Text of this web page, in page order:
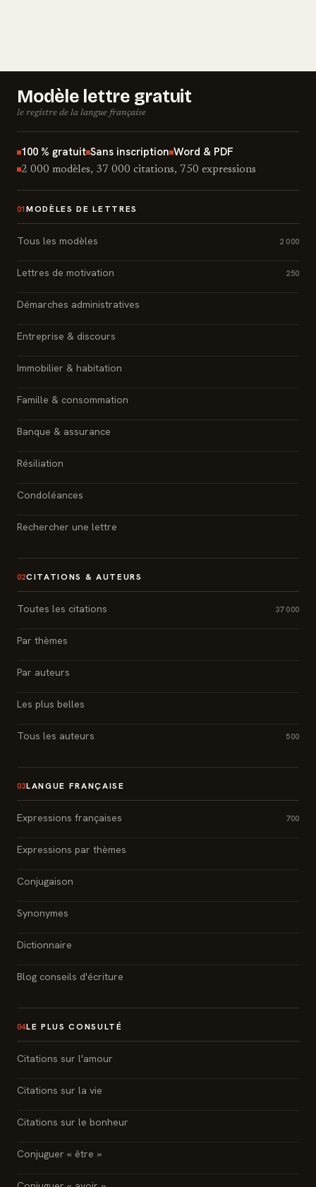
Modèle lettre gratuit
le registre de la langue française
100 % gratuit Sans inscription Word & PDF
2 000 modèles, 37 000 citations, 750 expressions
01 MODÈLES DE LETTRES
Tous les modèles 2 000
Lettres de motivation 250
Démarches administratives
Entreprise & discours
Immobilier & habitation
Famille & consommation
Banque & assurance
Résiliation
Condoléances
Rechercher une lettre
02CITATIONS & AUTEURS
Toutes les citations 37 000
Par thèmes
Par auteurs
Les plus belles
Tous les auteurs 500
03LANGUE FRANÇAISE
Expressions françaises 700
Expressions par thèmes
Conjugaison
Synonymes
Dictionnaire
Blog conseils d'écriture
04LE PLUS CONSULTÉ
Citations sur l'amour
Citations sur la vie
Citations sur le bonheur
Conjuguer « être »